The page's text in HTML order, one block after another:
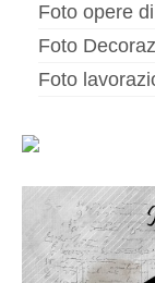
Murales
Altri servizi
Posa
Foto opere
Foto
Foto